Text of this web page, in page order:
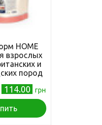
HOME
взрослых
и
пород
Scottish
for
200 г
114.00 грн